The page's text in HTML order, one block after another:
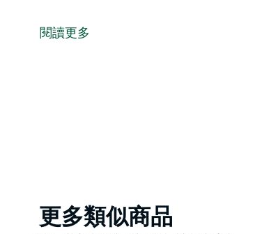
他們的學員離開時，都感覺與自然重新建立了
閱讀更多
Product
List
更多類似商品